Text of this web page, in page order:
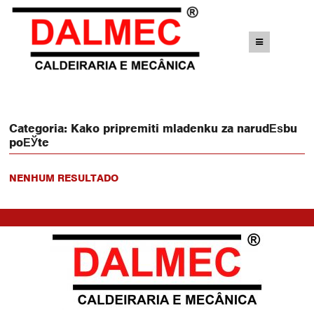
Categoria: Kako pripremiti mladenku za narudЕѕbu
poЕЎte
NENHUM RESULTADO